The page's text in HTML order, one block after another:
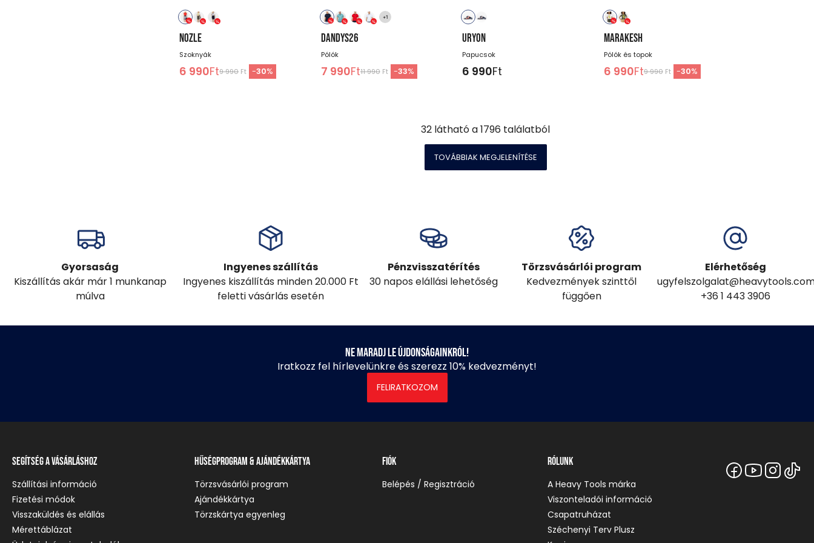
NOZLE
Szoknyák
6 990Ft9 990 Ft -30%
+1
DANDYS26
Pólók
7 990Ft11 990Ft -33%
URYON
Papucsok
6 990Ft
MARAKESH
Pólók és topok
6 990Ft9 990Ft -30%
32 látható a1796 találatból
TOVÁBBIAK MEGJELENÍTÉSE
Gyorsaság
Kiszállítás akár már 1 munkanap
múlva
Ingyenes szállítás
Ingyenes kiszállítás minden 20.000 Ft
feletti vásárlás esetén
Pénzvisszatérítés
30 napos elállási lehetőség
Törzsvásárlói program
Kedvezmények szinttől
függően
Elérhetőség
+36 1 443 3906
Ne maradj le újdonságainkról!
Iratkozz fel hírlevelünkre és szerezz 10% kedvezményt!
FELIRATKOZOM
Segítség a vásárláshoz
Szállítási információ
Fizetési módok
Visszaküldés és elállás
Mérettáblázat
Hűségprogram & Ajándékkártya
Törzsvásárlói program
Ajándékkártya
Törzskártya egyenleg
Fiók
Belépés / Regisztráció
Rólunk
A Heavy Tools márka
Viszonteladói információ
Csapatruházat
Széchenyi Terv Plusz